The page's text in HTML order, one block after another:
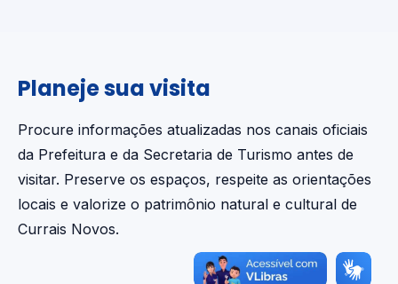
Planeje sua visita
Procure informações atualizadas nos canais oficiais
da Prefeitura e da Secretaria de Turismo antes de
visitar. Preserve os espaços, respeite as orientações
locais e valorize o patrimônio natural e cultural de
Currais Novos.